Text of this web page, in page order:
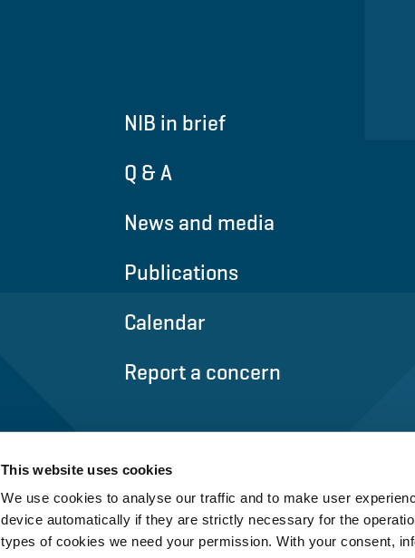
This website uses cookies
We use cookies to analyse our traffic and to make user
device automatically if they are strictly necessary for the
types of cookies we need your permission. With your consent,
NIB in brief
Q & A
News and media
Publications
Calendar
Report a concern